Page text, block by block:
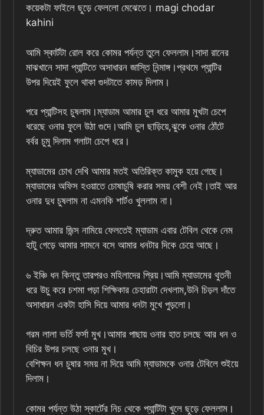
কয়েকটা ফাইলে ছুড়ে ফেললো মেঝেতে। magi chodar
kahini
আমি স্কার্টটা রোল করে কোমর পর্যন্ত তুলে ফেললাম।সাদা রানের
মাঝখানে সাদা প্যান্টিতে অসাধারন জাস্তি নিন্মাঙ্গ।প্রথমে প্যান্টির
উপর দিয়েই ফুলে থাকা গুদটাতে কামড় দিলাম।
পরে প্যান্টিসহ চুষলাম।ম্যাডাম আমার চুল ধরে আমার মুখটা চেপে
ধরেছে ওনার ফুলে উঠা গুদে।আমি চুল ছাড়িয়ে,ঝুকে ওনার ঠোঁটে
বর্বর চুমু দিলাম গলাটা চেপে ধরে।
ম্যাডামের চোখ দেখি আমার মতই অতিরিক্ত কামুক হয়ে গেছে।
ম্যাডামের অফিস হওয়াতে চোষাচুষি করার সময় বেশী নেই।তাই আর
ওনার দুধ চুষলাম না এমনকি শার্টও খুললাম না।
দ্রুত আমার জিন্স নামিয়ে ফেলতেই ম্যাডাম এবার টেবিল থেকে নেম
হাটু গেড়ে আমার সামনে বসে আমার ধনটার দিকে চেয়ে আছে।
৬ ইঞ্চি ধন কিন্তু তারপরও মহিলাদের প্রিয়।আমি ম্যাডামের থুতনী
ধরে উচু করে চশমা পড়া শিক্ষিকার চেহারাটা দেখলাম,উনি চিড়ল দাঁতে
অসাধারন একটা হাসি দিয়ে আমার ধনটা মুখে পুড়লো।
গরম লালা ভর্তি ফর্সা মুখ।আমার পাছায় ওনার হাত চলছে আর ধন ও
বিচির উপর চলছে ওনার মুখ।
বেশিক্ষন ধন চুষার সময় না দিয়ে আমি ম্যাডামকে ওনার টেবিলে শুইয়ে
দিলাম।
কোমর পর্যন্ত উঠা স্কার্টের নিচ থেকে প্যান্টিটা খুলে ছুড়ে ফেললাম।